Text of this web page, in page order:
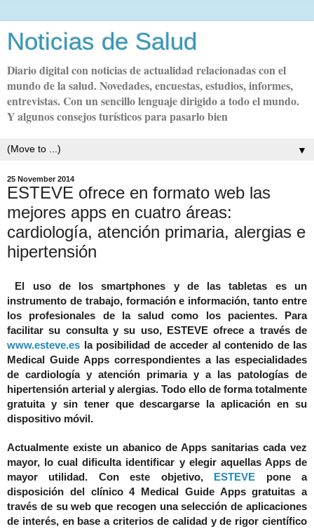
Noticias de Salud
Diario digital con noticias de actualidad relacionadas con el
mundo de la salud. Novedades, encuestas, estudios, informes,
entrevistas. Con un sencillo lenguaje dirigido a todo el mundo.
Y algunos consejos turísticos para pasarlo bien
▼
25 November 2014
ESTEVE ofrece en formato web las
mejores apps en cuatro áreas:
cardiología, atención primaria, alergias e
hipertensión
El uso de los smartphones y de las tabletas es un
instrumento de trabajo, formación e información, tanto entre
los profesionales de la salud como los pacientes. Para
facilitar su consulta y su uso, ESTEVE ofrece a través de
www.esteve.es la posibilidad de acceder al contenido de las
Medical Guide Apps correspondientes a las especialidades
de cardiología y atención primaria y a las patologías de
hipertensión arterial y alergias. Todo ello de forma totalmente
gratuita y sin tener que descargarse la aplicación en su
dispositivo móvil.
Actualmente existe un abanico de Apps sanitarias cada vez
mayor, lo cual dificulta identificar y elegir aquellas Apps de
mayor utilidad. Con este objetivo,
ESTEVE pone a
disposición del clínico 4 Medical Guide Apps gratuitas a
través de su web que recogen una selección de aplicaciones
de interés, en base a criterios de calidad y de rigor científico